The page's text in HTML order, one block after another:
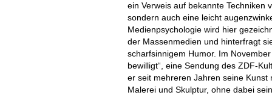
ein Verweis auf bekannte Techniken
sondern auch eine leicht
Medienpsychologie wird hier
der Massenmedien und hinterfragt
scharfsinnigem Humor. Im
bewilligt“, eine Sendung des ZDF-
er seit mehreren Jahren seine
Malerei und Skulptur, ohne dabei